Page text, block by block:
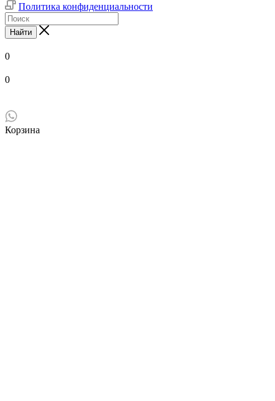
Политика конфиденциальности
Найти
0
0
Корзина